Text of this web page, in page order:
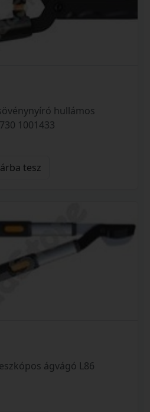
hullámos
1001433
tesz
ágvágó L86